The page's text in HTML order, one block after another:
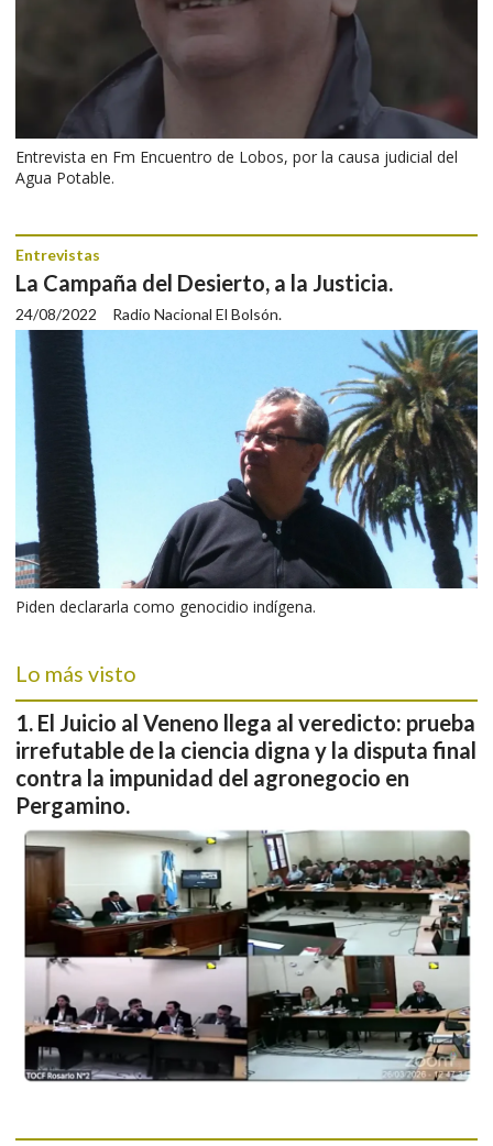
Entrevista en Fm Encuentro de Lobos, por la causa judicial del
Agua Potable.
La Campaña del Desierto, a la Justicia.
Radio Nacional El Bolsón.
Entrevistas
24/08/2022
Piden declararla como genocidio indígena.
Lo más visto
El Juicio al Veneno llega al veredicto: prueba
irrefutable de la ciencia digna y la disputa final
contra la impunidad del agronegocio en
Pergamino.